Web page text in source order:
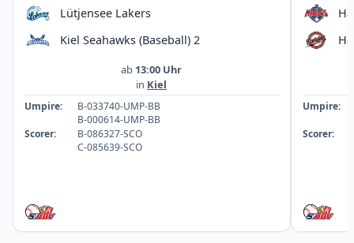
Lütjensee Lakers
Kiel Seahawks (Baseball) 2
ab 13:00 Uhr
in Kiel
Umpire:
B-033740-UMP-BB
B-000614-UMP-BB
Scorer:
B-086327-SCO
C-085639-SCO
Umpire:
Scorer: